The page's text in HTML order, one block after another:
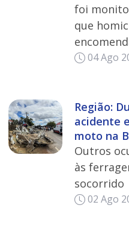
foi
que
04 Ago
Região:
acidente
moto na
Outros
às
socorrido
02 Ago